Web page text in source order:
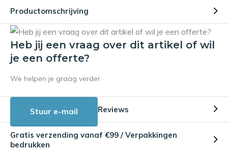
Productomschrijving
Heb jij een vraag over dit artikel of wil
je een offerte?
We helpen je graag verder
Stuur e-mail Reviews
Gratis verzending vanaf €99 / Verpakkingen
bedrukken